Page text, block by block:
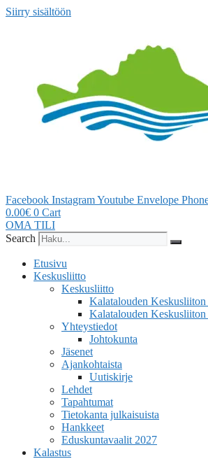
Siirry sisältöön
Facebook InstagramYoutube Envelope
0.00€ 0 Cart
OMA TILI
Search
Etusivu
Keskusliitto
Keskusliitto
Kalatalouden
Kalatalouden Keskusliiton
Yhteystiedot
Johtokunta
Jäsenet
Ajankohtaista
Uutiskirje
Lehdet
Tapahtumat
Tietokanta julkaisuista
Hankkeet
Eduskuntavaalit 2027
Kalastus